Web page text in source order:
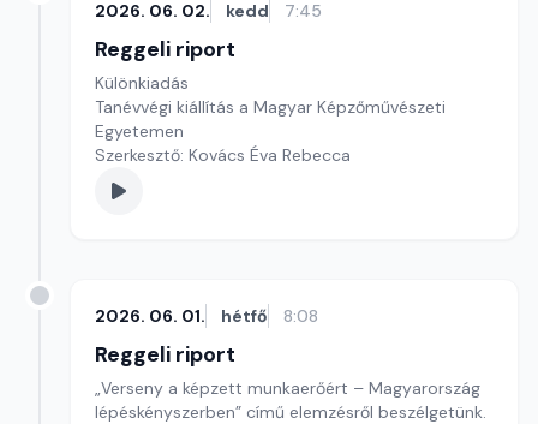
2026. 06. 02. kedd 7:45
Reggeli riport
Különkiadás
Tanévvégi kiállítás a Magyar Képzőművészeti
Egyetemen
Szerkesztő: Kovács Éva Rebecca
2026. 06. 01. hétfő 8:08
Reggeli riport
„Verseny a képzett munkaerőért – Magyarország
lépéskényszerben” című elemzésről beszélgetünk.